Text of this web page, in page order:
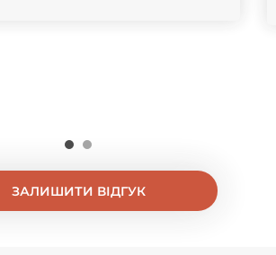
ЗАЛИШИТИ ВІДГУК